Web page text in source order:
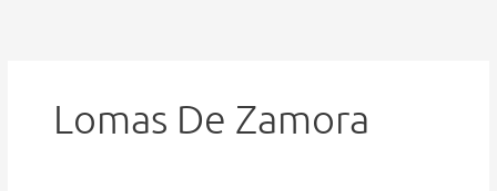
Lomas De Zamora